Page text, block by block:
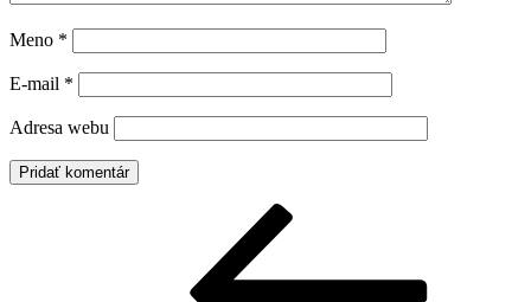
Meno *
E-mail *
Adresa webu